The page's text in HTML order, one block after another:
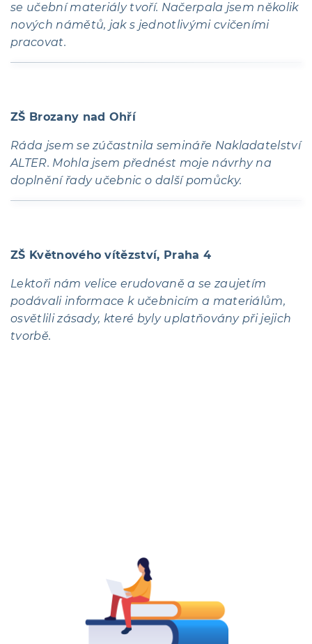
se učební materiály tvoří. Načerpala jsem několik
nových námětů, jak s jednotlivými cvičeními
pracovat.
ZŠ Brozany nad Ohří
Ráda jsem se zúčastnila semináře Nakladatelství
ALTER. Mohla jsem přednést moje návrhy na
doplnění řady učebnic o další pomůcky.
ZŠ Květnového vítězství, Praha 4
Lektoři nám velice erudovaně a se zaujetím
podávali informace k učebnicím a materiálům,
osvětlili zásady, které byly uplatňovány při jejich
tvorbě.